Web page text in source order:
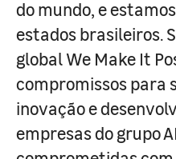
do mundo, e
estados brasileiros.
global We Make It
compromissos para
inovação e
empresas do grupo